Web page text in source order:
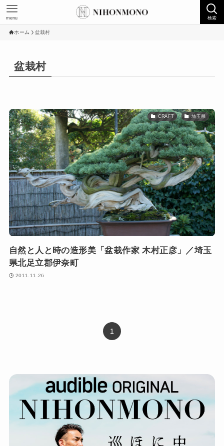
検索
menu
ホーム 盆栽村
盆栽村
CRAFT 埼玉県
自然と人と時の造形美「盆栽作家 木村正彦」／埼玉
県北足立郡伊奈町
2011.11.26
1